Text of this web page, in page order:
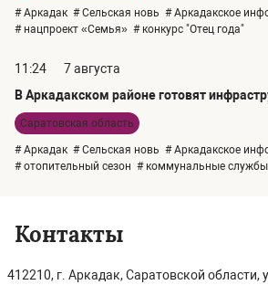
# Аркадак # Сельская новь # Аркадакское
# нацпроект «Семья» # конкурс "Отец года"
11:24
7 августа
В Аркадакском районе готовят
Саратовская область
# Аркадак # Сельская новь # Аркадакское
# отопительный сезон # коммунальные службы
Контакты
412210, г. Аркадак, Саратовской области,